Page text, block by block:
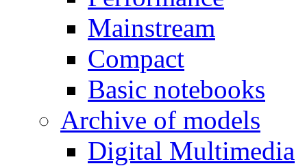
Mainstream
Compact
Basic notebooks
Archive of models
Digital Multimedia